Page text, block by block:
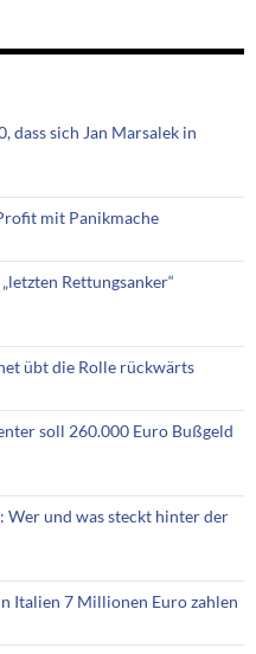
dass sich Jan Marsalek in
mit Panikmache
Rettungsanker“
übt die Rolle rückwärts
soll 260.000 Euro Bußgeld
Wer und was steckt hinter der
Italien 7 Millionen Euro zahlen